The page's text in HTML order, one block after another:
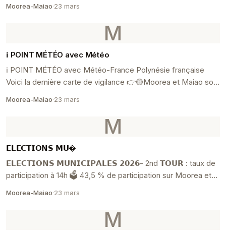
Moorea-Maiao·23 mars
M
ℹ️ POINT MÉTÉO avec Météo
ℹ️ POINT MÉTÉO avec Météo-France Polynésie française
Voici la dernière carte de vigilance 👉🟡Moorea et Maiao sont
Moorea-Maiao·23 mars
M
𝗘́𝗟𝗘𝗖𝗧𝗜𝗢𝗡𝗦 𝗠𝗨�
𝗘́𝗟𝗘𝗖𝗧𝗜𝗢𝗡𝗦 𝗠𝗨𝗡𝗜𝗖𝗜𝗣𝗔𝗟𝗘𝗦 𝟮𝟬𝟮𝟲- 2nd 𝗧𝗢𝗨𝗥 : taux de
participation à 14h 🗳 43,5 % de participation sur Moorea et
Moorea-Maiao·23 mars
M